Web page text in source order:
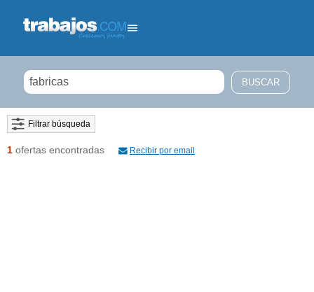
Filtrar búsqueda
1 ofertas encontradas Recibir por email